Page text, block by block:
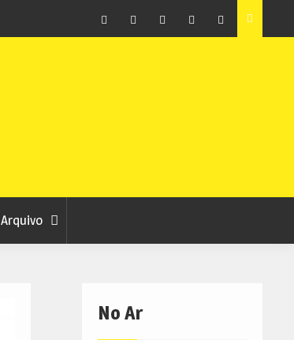
Covilhã avança com a desmaterialização do Arquivo
Municipal
Arquivo
No Ar